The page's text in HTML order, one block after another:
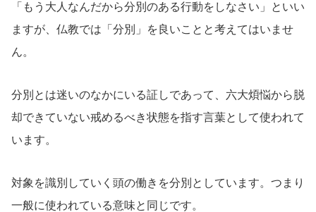
「もう大人なんだから分別のある行動をしなさい」といい
ますが、仏教では「分別」を良いことと考えてはいませ
ん。
分別とは迷いのなかにいる証しであって、六大煩悩から脱
却できていない戒めるべき状態を指す言葉として使われて
います。
対象を識別していく頭の働きを分別としています。つまり
一般に使われている意味と同じです。